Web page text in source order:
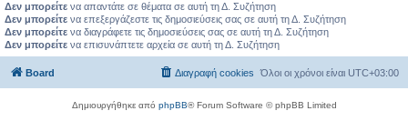
Δεν μπορείτε να απαντάτε σε θέματα σε αυτή τη Δ. Συζήτηση
Δεν μπορείτε να επεξεργάζεστε τις δημοσιεύσεις σας σε αυτή τη Δ. Συζήτηση
Δεν μπορείτε να διαγράφετε τις δημοσιεύσεις σας σε αυτή τη Δ. Συζήτηση
Δεν μπορείτε να επισυνάπτετε αρχεία σε αυτή τη Δ. Συζήτηση
Board Όλοι οι χρόνοι είναι UTC+03:00
Διαγραφή cookies
Δημιουργήθηκε από phpBB® Forum Software © phpBB Limited